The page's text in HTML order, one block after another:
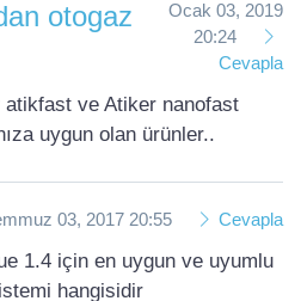
otogaz
Ocak 03, 2019
20:24
Cevapla
atikfast ve Atiker nanofast
uygun olan ürünler..
03, 2017 20:55 Cevapla
1.4 için en uygun ve uyumlu
hangisidir